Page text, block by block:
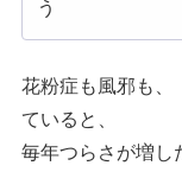
う
花粉症も風邪も、
ていると、
毎年つらさが増し